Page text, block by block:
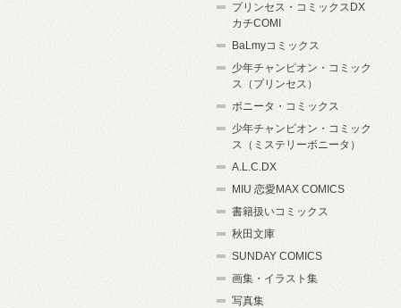
プリンセス・コミックスDX
カチCOMI
BaLmyコミックス
少年チャンピオン・コミック
ス（プリンセス）
ボニータ・コミックス
少年チャンピオン・コミック
ス（ミステリーボニータ）
A.L.C.DX
MIU 恋愛MAX COMICS
書籍扱いコミックス
秋田文庫
SUNDAY COMICS
画集・イラスト集
写真集